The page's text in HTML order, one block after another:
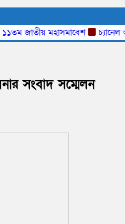
জাতীয় মহাসমাবেশ
চ্যানেল
সংবাদ সম্মেলন